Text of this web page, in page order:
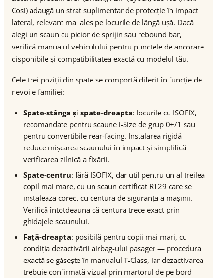
Cosi) adaugă un strat suplimentar de protecție în impact
lateral, relevant mai ales pe locurile de lângă ușă. Dacă
alegi un scaun cu picior de sprijin sau rebound bar,
verifică manualul vehiculului pentru punctele de ancorare
disponibile și compatibilitatea exactă cu modelul tău.
Cele trei poziții din spate se comportă diferit în funcție de
nevoile familiei:
Spate-stânga și spate-dreapta: locurile cu ISOFIX,
recomandate pentru scaune i-Size de grup 0+/1 sau
pentru convertibile rear-facing. Instalarea rigidă
reduce mișcarea scaunului în impact și simplifică
verificarea zilnică a fixării.
Spate-centru: fără ISOFIX, dar util pentru un al treilea
copil mai mare, cu un scaun certificat R129 care se
instalează corect cu centura de siguranță a mașinii.
Verifică întotdeauna că centura trece exact prin
ghidajele scaunului.
Față-dreapta: posibilă pentru copii mai mari, cu
condiția dezactivării airbag-ului pasager — procedura
exactă se găsește în manualul T-Class, iar dezactivarea
trebuie confirmată vizual prin martorul de pe bord